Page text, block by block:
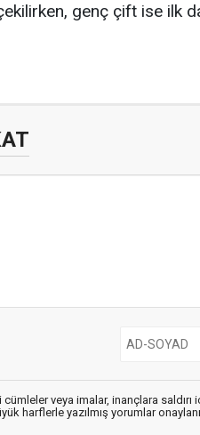
genç çift ise ilk
veya imalar, inançlara saldırı
harflerle yazılmış yorumlar